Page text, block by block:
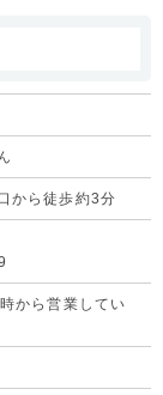
から徒歩約3分
から営業してい